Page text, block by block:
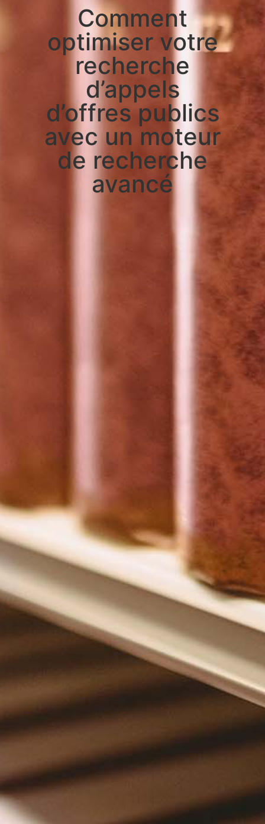
Comment
optimiser votre
recherche
d’appels
d’offres publics
avec un moteur
de recherche
avancé